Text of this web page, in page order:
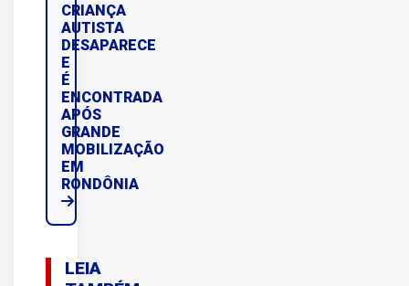
CRIANÇA
AUTISTA
DESAPARECE
E
É
ENCONTRADA
APÓS
GRANDE
MOBILIZAÇÃO
EM
RONDÔNIA
LEIA